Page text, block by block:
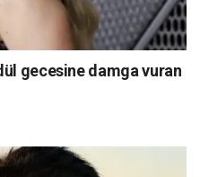
gecesine damga vuran